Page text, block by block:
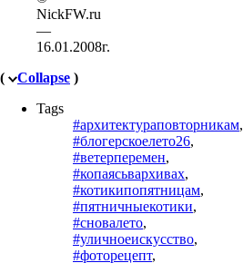
NickFW.ru
—
16.01.2008г.
(
Collapse )
Tags
#архитектураповторникам,
#блогерскоелето26,
#ветерперемен,
#копаясьвархивах,
#котикипопятницам,
#пятничныекотики,
#сновалето,
#уличноеискусство,
#фоторецепт,